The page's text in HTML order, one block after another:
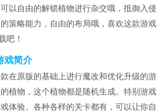
以自由的解锁植物进行杂交哦，抵御入侵
策略能力，自由的布局哦，喜欢这款游戏
吧！
戏简介
在原版的基础上进行魔改和优化升级的游
植物，这个植物都是随机生成。特别游戏
体验。各种各样的关卡都有，可以让你自